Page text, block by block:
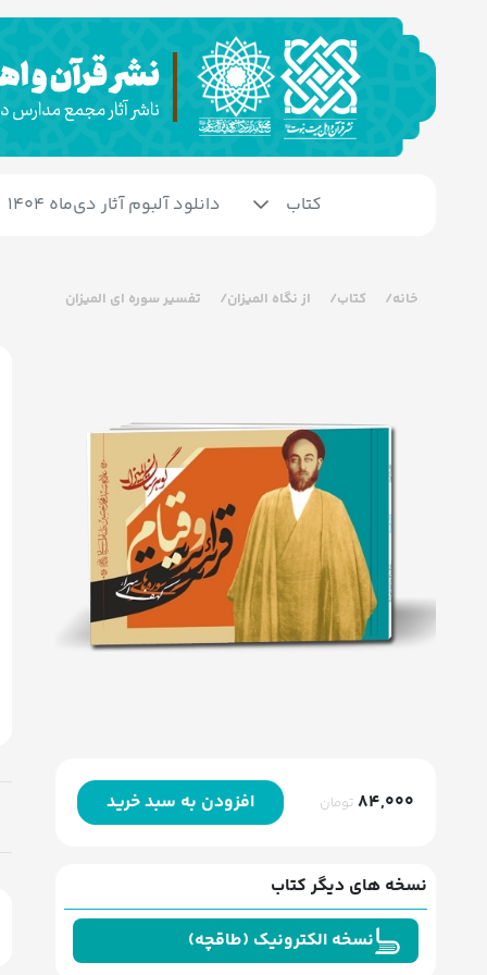
کتاب دانلود آلبوم آثار دی‌ماه 1404
خانه کتاب از نگاه المیزان تفسیر سوره ای المیزان
84,000 تومان افزودن به سبد خرید
نسخه های دیگر کتاب
نسخه الکترونیک (طاقچه)